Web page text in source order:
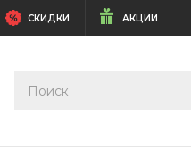
СКИДКИ АКЦИИ